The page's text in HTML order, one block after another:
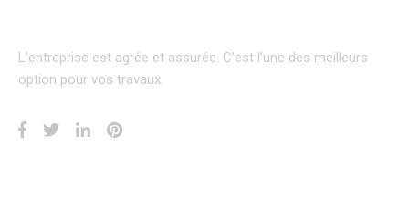
L’entreprise est agrée et assurée. C’est l’une des meilleurs
option pour vos travaux.